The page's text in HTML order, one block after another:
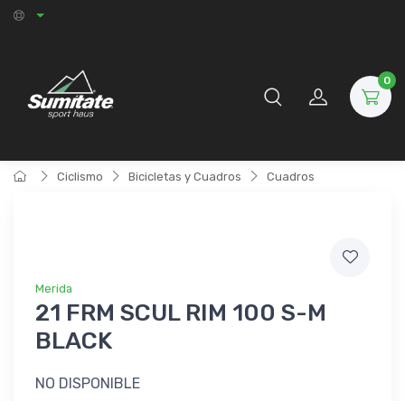
0
Ciclismo Bicicletas y Cuadros Cuadros
Merida
21 FRM SCUL RIM 100 S-M
BLACK
NO DISPONIBLE